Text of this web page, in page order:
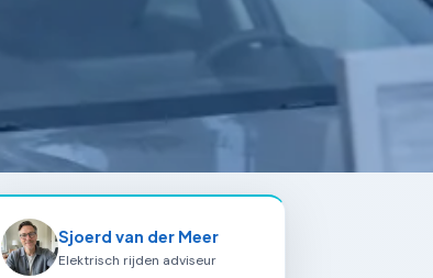
Sjoerd van der Meer
Elektrisch rijden adviseur